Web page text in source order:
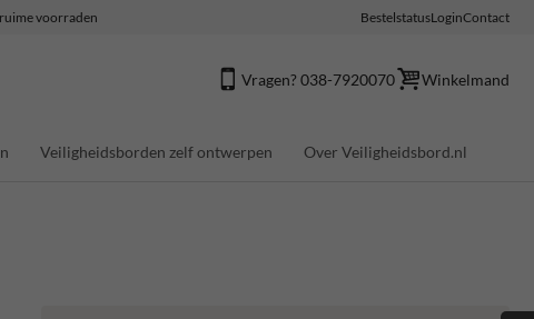
voorraden BestelstatusLoginContact
Vragen? 038-7920070 Winkelmand
Veiligheidsborden zelf ontwerpen Over Veiligheidsbord.nl